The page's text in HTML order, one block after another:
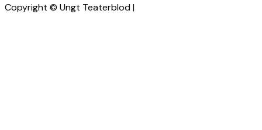
Copyright © Ungt Teaterblod |